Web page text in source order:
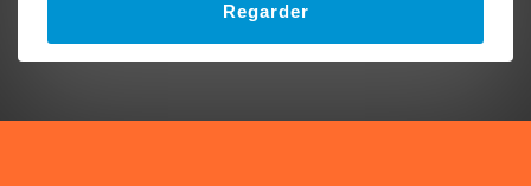
Regarder